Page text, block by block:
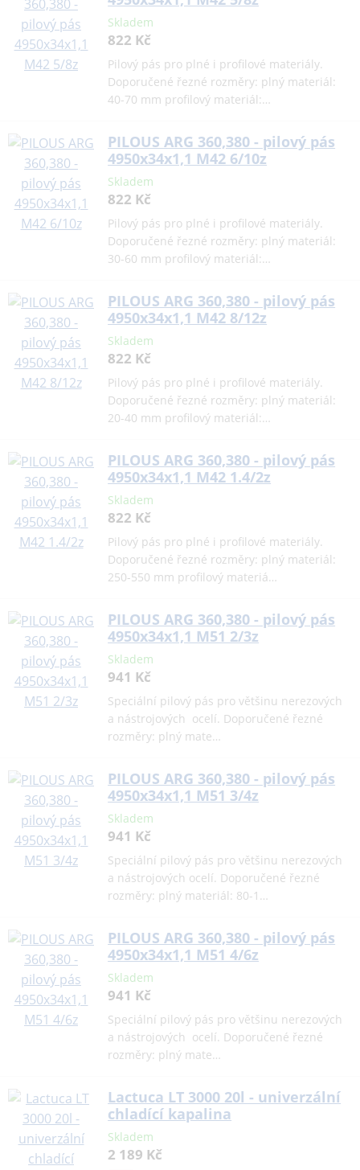
Skladem
822 Kč
Pilový pás pro plné i profilové materiály.
Doporučené řezné rozměry: plný materiál:
40-70 mm profilový materiál:…
PILOUS ARG 360,380 - pilový pás
4950x34x1,1 M42 6/10z
Skladem
822 Kč
Pilový pás pro plné i profilové materiály.
Doporučené řezné rozměry: plný materiál:
30-60 mm profilový materiál:…
PILOUS ARG 360,380 - pilový pás
4950x34x1,1 M42 8/12z
Skladem
822 Kč
Pilový pás pro plné i profilové materiály.
Doporučené řezné rozměry: plný materiál:
20-40 mm profilový materiál:…
PILOUS ARG 360,380 - pilový pás
4950x34x1,1 M42 1.4/2z
Skladem
822 Kč
Pilový pás pro plné i profilové materiály.
Doporučené řezné rozměry: plný materiál:
250-550 mm profilový materiá…
PILOUS ARG 360,380 - pilový pás
4950x34x1,1 M51 2/3z
Skladem
941 Kč
Speciální pilový pás pro většinu nerezových
a nástrojových ocelí. Doporučené řezné
rozměry: plný mate…
PILOUS ARG 360,380 - pilový pás
4950x34x1,1 M51 3/4z
Skladem
941 Kč
Speciální pilový pás pro většinu nerezových
a nástrojových ocelí. Doporučené řezné
rozměry: plný materiál: 80-1…
PILOUS ARG 360,380 - pilový pás
4950x34x1,1 M51 4/6z
Skladem
941 Kč
Speciální pilový pás pro většinu nerezových
a nástrojových ocelí. Doporučené řezné
rozměry: plný mate…
Lactuca LT 3000 20l - univerzální
chladící kapalina
Skladem
2 189 Kč